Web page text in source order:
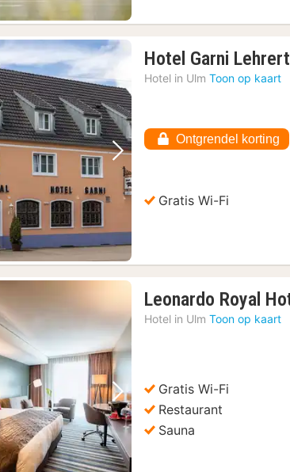
Volgende foto
Hotel Garni
Hotel in Ulm Toon op kaart
Ontgrendel korting
Gratis Wi-Fi
Volgende foto
Leonardo Royal
Hotel in Ulm Toon op kaart
Gratis Wi-Fi
Restaurant
Sauna